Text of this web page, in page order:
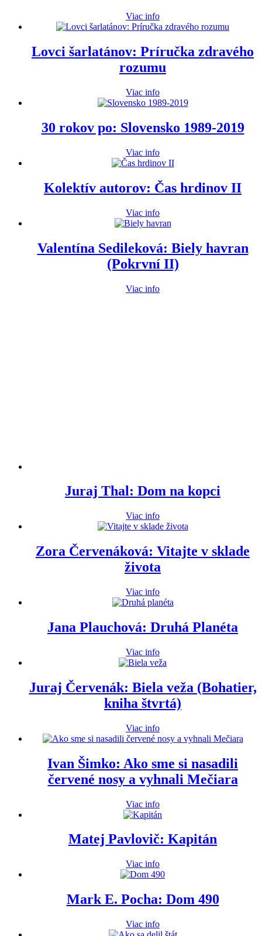
Viac info
Lovci šarlatánov: Príručka zdravého
rozumu
Viac info
30 rokov po: Slovensko 1989-2019
Viac info
Kolektív autorov: Čas hrdinov II
Viac info
Valentína Sedileková: Biely havran
(Pokrvní II)
Viac info
Juraj Thal: Dom na kopci
Viac info
Zora Červenáková: Vitajte v sklade
života
Viac info
Jana Plauchová: Druhá Planéta
Viac info
Juraj Červenák: Biela veža (Bohatier,
kniha štvrtá)
Viac info
Ivan Šimko: Ako sme si nasadili
červené nosy a vyhnali Mečiara
Viac info
Matej Pavlovič: Kapitán
Viac info
Mark E. Pocha: Dom 490
Viac info